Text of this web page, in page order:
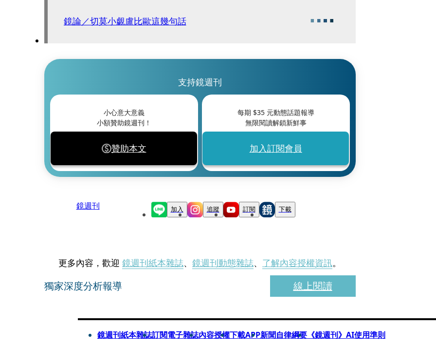
鏡論／切莫小覷盧比歐這幾句話
支持鏡週刊
小心意大意義
小額贊助鏡週刊！
贊助本文
每期 $35元動態話題報導
無限閱讀解鎖新鮮事
加入訂閱會員
鏡週刊 加入 追蹤 訂閱 下載
更多內容，歡迎 鏡週刊紙本雜誌、 鏡週刊動態雜誌、 了解內容授權資訊。
獨家深度分析報導 線上閱讀
鏡週刊紙本雜誌訂閱電子雜誌內容授權下載APP新聞自律綱要 《鏡週刊》AI使用準則